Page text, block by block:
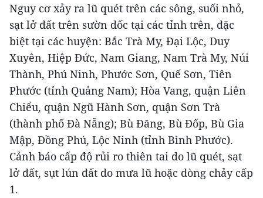
Nguy cơ xảy ra lũ quét trên các sông, suối nhỏ,
sạt lở đất trên sườn dốc tại các tỉnh trên, đặc
biệt tại các huyện: Bắc Trà My, Đại Lộc, Duy
Xuyên, Hiệp Đức, Nam Giang, Nam Trà My, Núi
Thành, Phú Ninh, Phước Sơn, Quế Sơn, Tiên
Phước (tỉnh Quảng Nam); Hòa Vang, quận Liên
Chiểu, quận Ngũ Hành Sơn, quận Sơn Trà
(thành phố Đà Nẵng); Bù Đăng, Bù Đốp, Bù Gia
Mập, Đồng Phú, Lộc Ninh (tỉnh Bình Phước).
Cảnh báo cấp độ rủi ro thiên tai do lũ quét, sạt
lở đất, sụt lún đất do mưa lũ hoặc dòng chảy cấp
1.